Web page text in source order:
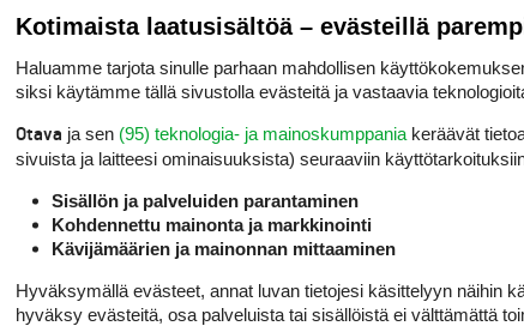
Kotimaista laatusisältöä – evästeillä
Haluamme tarjota sinulle parhaan mahdollisen
siksi käytämme tällä sivustolla evästeitä ja vastaavia
Otava ja sen (95) teknologia- ja mainoskumppania keräävät
sivuista ja laitteesi ominaisuuk­sista) seuraaviin
Sisällön ja palveluiden parantaminen
Kohdennettu mainonta ja markkinointi
Kävijämäärien ja mainonnan mittaaminen
Hyväksymällä evästeet, annat luvan tietojesi käsittelyyn näihin
hyväksy evästeitä, osa palveluista tai sisällöistä ei välttämättä